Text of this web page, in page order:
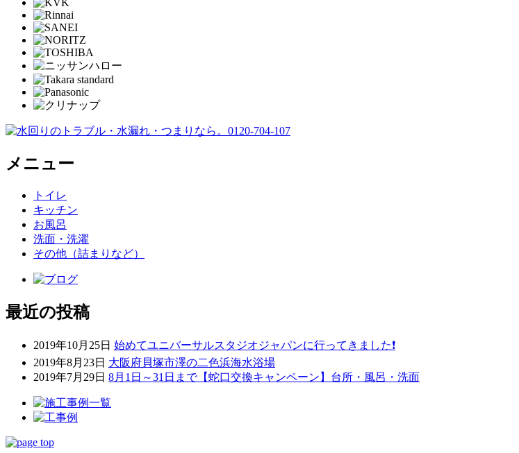
メニュー
トイレ
キッチン
お風呂
洗面・洗濯
その他（詰まりなど）
最近の投稿
2019年10月25日 始めてユニバーサルスタジオジャパンに行ってきました❗
2019年8月23日 大阪府貝塚市澤の二色浜海水浴場
2019年7月29日 8月1日～31日まで【蛇口交換キャンペーン】台所・風呂・洗面